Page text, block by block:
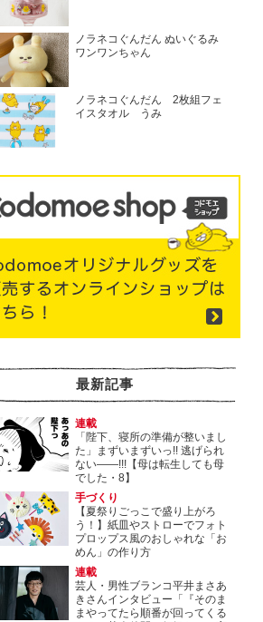
ノラネコぐんだん ぬいぐるみ
ワンワンちゃん
ノラネコぐんだん 2枚組フェ
イスタオル うみ
最新記事
連載
「陛下、寝所の準備が整いまし
た」まずいまずいっ!! 逃げられ
ない――!!!【母は転生しても母
でした・8】
手づくり
【夏祭りごっこで盛り上がろ
う！】紙皿やストローでフォト
プロップス風のおしゃれな「お
めん」の作り方
連載
芸人・男性ブランコ平井まさあ
きさんインタビュー「『そのま
まやってたら順番が回ってくる